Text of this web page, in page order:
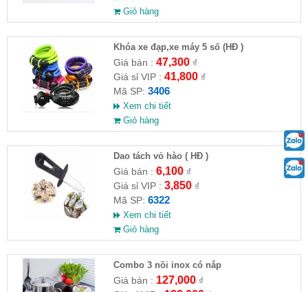
Giỏ hàng
Khóa xe đạp,xe máy 5 số (HĐ )
Giá bán : 47,300₫
Giá sỉ VIP : 41,800₫
Mã SP: 3406
Xem chi tiết
Giỏ hàng
Dao tách vỏ hào ( HĐ )
Giá bán : 6,100₫
Giá sỉ VIP : 3,850₫
Mã SP: 6322
Xem chi tiết
Giỏ hàng
Combo 3 nồi inox có nắp
Giá bán : 127,000₫